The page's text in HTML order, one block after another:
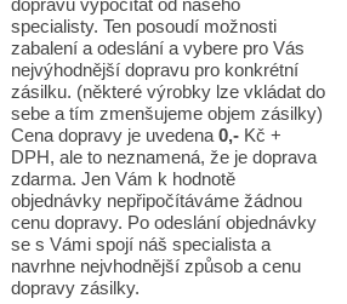
dopravu vypočítat od našeho
specialisty. Ten posoudí možnosti
zabalení a odeslání a vybere pro Vás
nejvýhodnější dopravu pro konkrétní
zásilku. (některé výrobky lze vkládat do
sebe a tím zmenšujeme objem zásilky)
Cena dopravy je uvedena0,- Kč +
DPH, ale to neznamená, že je doprava
zdarma. Jen Vám k hodnotě
objednávky nepřipočítáváme žádnou
cenu dopravy. Po odeslání objednávky
se s Vámi spojí náš specialista a
navrhne nejvhodnější způsob a cenu
dopravy zásilky.